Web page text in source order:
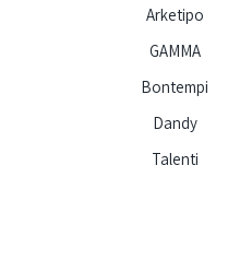
Arketipo
GAMMA
Bontempi
Dandy
Talenti